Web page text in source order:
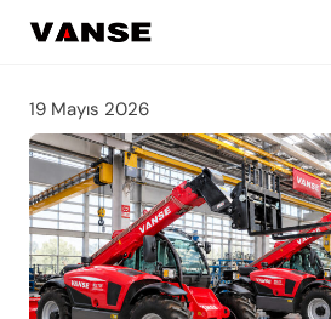
19 Mayıs 2026